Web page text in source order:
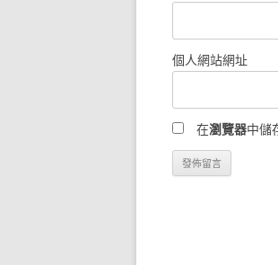
個人網站網址
在瀏覽器中儲